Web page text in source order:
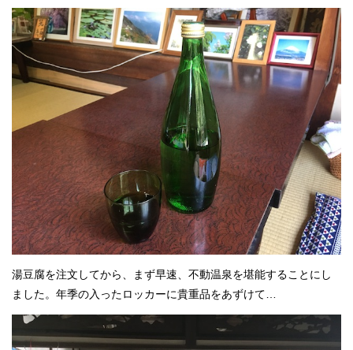
湯豆腐を注文してから、まず早速、不動温泉を堪能することにし
ました。年季の入ったロッカーに貴重品をあずけて…